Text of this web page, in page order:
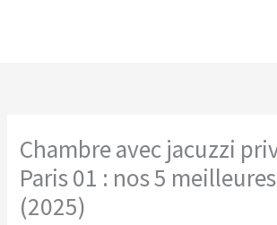
Chambre avec jacuzzi
Paris 01 : nos 5
(2025)